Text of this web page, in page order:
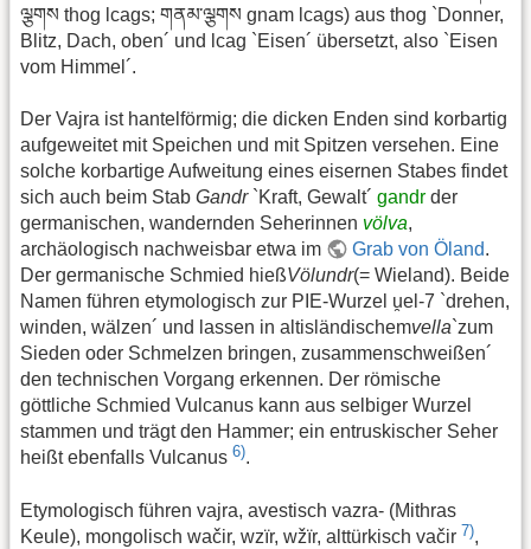
ལྕགས thog lcags; གནམ་ལྕགས gnam lcags) aus thog `Donner,
Blitz, Dach, oben´ und lcag `Eisen´ übersetzt, also `Eisen
vom Himmel´.
Der Vajra ist hantelförmig; die dicken Enden sind korbartig
aufgeweitet mit Speichen und mit Spitzen versehen. Eine
solche korbartige Aufweitung eines eisernen Stabes findet
sich auch beim Stab Gandr`Kraft, Gewalt´ gandr der
germanischen, wandernden Seherinnen völva,
archäologisch nachweisbar etwa im
Grab von Öland.
Der germanische Schmied hießVölundr(= Wieland). Beide
Namen führen etymologisch zur PIE-Wurzel u̯el-7 `drehen,
winden, wälzen´ und lassen in altisländischemvella`zum
Sieden oder Schmelzen bringen, zusammenschweißen´
den technischen Vorgang erkennen. Der römische
göttliche Schmied Vulcanus kann aus selbiger Wurzel
stammen und trägt den Hammer; ein entruskischer Seher
heißt ebenfalls Vulcanus 6).
Etymologisch führen vajra, avestisch vazra- (Mithras
Keule), mongolisch wačir, wzïr, wžïr, alttürkisch vačir 7),